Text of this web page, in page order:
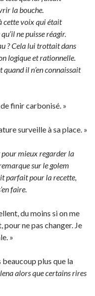
la bouche.
cette voix qui était
ne puisse réagir.
? Cela lui trottait dans
logique et rationnelle.
il n’en connaissait
finir carbonisé. »
surveille à sa place. »
pour mieux regarder la
sur le golem
parfait pour la recette,
faire.
du moins si on me
pour ne pas changer. Je
»
beaucoup plus que la
alors que certains rires